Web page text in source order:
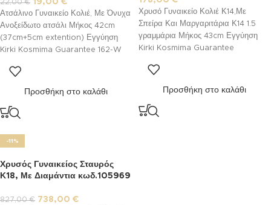
22,00€ 19,00 €
Ατσάλινο Γυναικείο Κολιέ, Με Όνυχα
Ανοξείδωτο ατσάλι Μήκος 42cm
(37cm+5cm extention) Εγγύηση
Kirki Kosmima Guarantee 162-W
Προσθήκη στο καλάθι
Χρυσό Γυναικείο Κολιέ Κ14,Με
Σπείρα Και Μαργαριτάρια Κ14 1.5
γραμμάρια Μήκος 43cm Εγγύηση
Kirki Kosmima Guarantee
Προσθήκη στο καλάθι
-11%
Χρυσός Γυναικείος Σταυρός
Κ18, Με Διαμάντια κωδ.105969
827,00€ 738,00 €